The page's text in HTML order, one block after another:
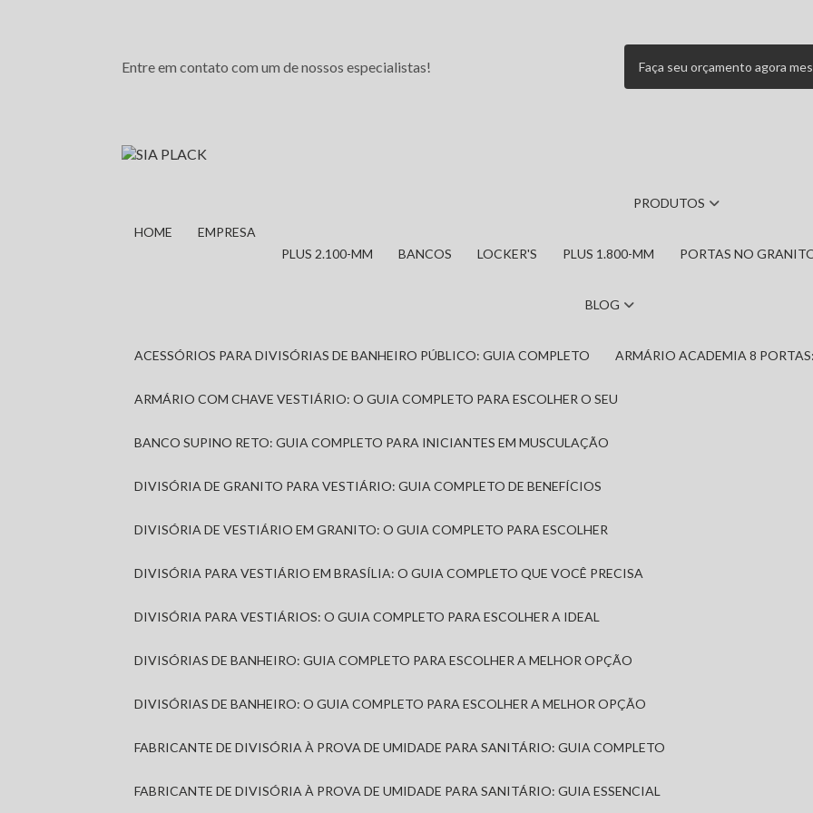
Entre em contato com um de nossos especialistas! Faça seu orçamento agora
HOME EMPRESA
PRODUTOS
PLUS 2.100-MM BANCOS LOCKER'S PLUS 1.800-MM PORTAS NO
BLOG
ACESSÓRIOS PARA DIVISÓRIAS DE BANHEIRO PÚBLICO: GUIA COMPLETO ARMÁRIO ACADEMIA 8
ARMÁRIO COM CHAVE VESTIÁRIO: O GUIA COMPLETO PARA ESCOLHER O SEU
BANCO SUPINO RETO: GUIA COMPLETO PARA INICIANTES EM MUSCULAÇÃO
DIVISÓRIA DE GRANITO PARA VESTIÁRIO: GUIA COMPLETO DE BENEFÍCIOS
DIVISÓRIA DE VESTIÁRIO EM GRANITO: O GUIA COMPLETO PARA ESCOLHER
DIVISÓRIA PARA VESTIÁRIO EM BRASÍLIA: O GUIA COMPLETO QUE VOCÊ PRECISA
DIVISÓRIA PARA VESTIÁRIOS: O GUIA COMPLETO PARA ESCOLHER A IDEAL
DIVISÓRIAS DE BANHEIRO: GUIA COMPLETO PARA ESCOLHER A MELHOR OPÇÃO
DIVISÓRIAS DE BANHEIRO: O GUIA COMPLETO PARA ESCOLHER A MELHOR OPÇÃO
FABRICANTE DE DIVISÓRIA À PROVA DE UMIDADE PARA SANITÁRIO: GUIA COMPLETO
FABRICANTE DE DIVISÓRIA À PROVA DE UMIDADE PARA SANITÁRIO: GUIA ESSENCIAL